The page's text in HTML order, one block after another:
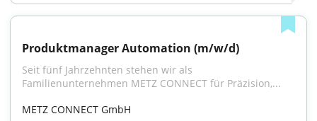
Produktmanager Automation (m/w/d)
Seit fünf Jahrzehnten stehen wir als
Familienunternehmen METZ CONNECT für Präzision,...
METZ CONNECT GmbH